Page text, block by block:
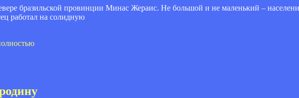
бразильской провинции Минас Жераис. Не большой и не маленький –
работал на солидную